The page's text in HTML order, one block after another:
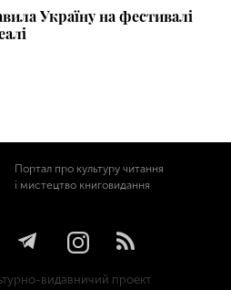
Україну на фестивалі
Портал про культуру читання
і мистецтво книговидання
видавничий проект